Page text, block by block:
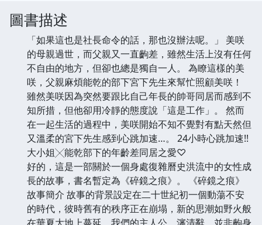
圖書描述
「如果這也是社長命令的話，那也沒辦法呢。」 美咲
的母親過世，而父親又一直齣差，雖然生活上沒有任何
不自由的地方，但卻也總是獨自一人。 為瞭這樣的美
咲，父親麻煩能乾的部下宮下先生來幫忙照顧美咲！
雖然美咲因為突然要跟比自己年長的帥哥同居而感到不
知所措，但他卻用冷靜的態度說「這是工作」。 然而
在一起生活的過程中，美咲開始不知不覺對有點天然但
又溫柔的宮下先生感到心跳加速…。 24小時心跳加速!!
大小姐╳能乾部下的年齡差同居之愛♡
好的，這是一部關於一個身處復雜曆史洪流中的女性成
長的故事，書名暫定為《碎鏡之痕》。 《碎鏡之痕》
故事簡介 故事的背景設定在二十世紀初一個動蕩不安
的時代，彼時舊有的秩序正在崩塌，新的思潮如野火般